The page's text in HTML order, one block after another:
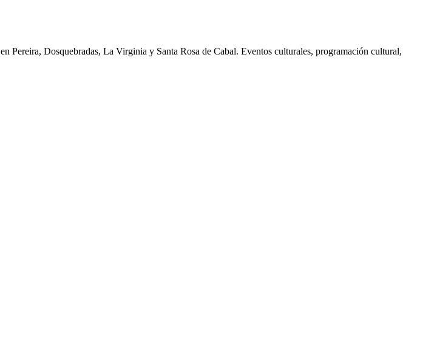
en Pereira, Dosquebradas, La Virginia y Santa Rosa de Cabal. Eventos culturales, programación cultural,